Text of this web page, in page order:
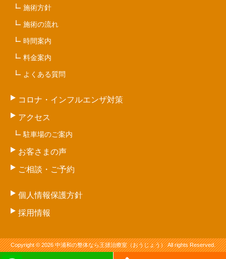
施術方針
施術の流れ
時間案内
料金案内
よくある質問
コロナ・インフルエンザ対策
アクセス
駐車場のご案内
お客さまの声
ご相談・ご予約
個人情報保護方針
採用情報
Copyright © 2026 中浦和の整体なら王拯治療室（おうじょう） All rights Reserved.